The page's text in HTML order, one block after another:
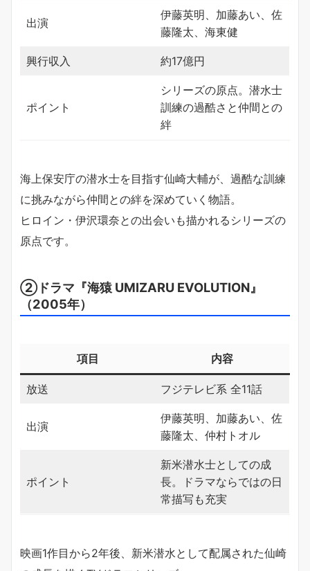
出演
伊藤英明、加藤あい、佐
藤隆太、海東健
興行収入 約17億円
ポイント
シリーズの原点。潜水士
訓練の過酷さと仲間との
絆
海上保安庁の潜水士を目指す仙崎大輔が、過酷な訓練
に挑みながら仲間との絆を深めていく物語。
ヒロイン・伊沢環奈との出会いも描かれるシリーズの
原点です。
②ドラマ『海猿 UMIZARU EVOLUTION』
（2005年）
項目 内容
放送 フジテレビ系 全11話
出演
伊藤英明、加藤あい、佐
藤隆太、仲村トオル
ポイント
新米潜水士としての成
長。ドラマならではの日
常描写も充実
映画1作目から2年後、新米潜水として配属された仙崎